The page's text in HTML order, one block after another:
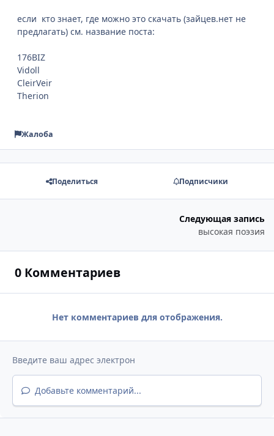
если кто знает, где можно это скачать (зайцев.нет не
предлагать) см. название поста:
176BIZ
Vidoll
CleirVeir
Therion
Жалоба
Поделиться Подписчики
Следующая запись
высокая поэзия
0 Комментариев
Нет комментариев для отображения.
Добавьте комментарий...